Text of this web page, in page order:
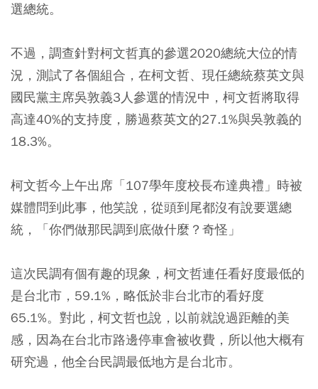
選總統。
不過，調查針對柯文哲真的參選2020總統大位的情
況，測試了各個組合，在柯文哲、現任總統蔡英文與
國民黨主席吳敦義3人參選的情況中，柯文哲將取得
高達40%的支持度，勝過蔡英文的27.1%與吳敦義的
18.3%。
柯文哲今上午出席「107學年度校長布達典禮」時被
媒體問到此事，他笑說，從頭到尾都沒有說要選總
統，「你們做那民調到底做什麼？奇怪」
這次民調有個有趣的現象，柯文哲連任看好度最低的
是台北市，59.1%，略低於非台北市的看好度
65.1%。對此，柯文哲也說，以前就說過距離的美
感，因為在台北市路邊停車會被收費，所以他大概有
研究過，他全台民調最低地方是台北市。